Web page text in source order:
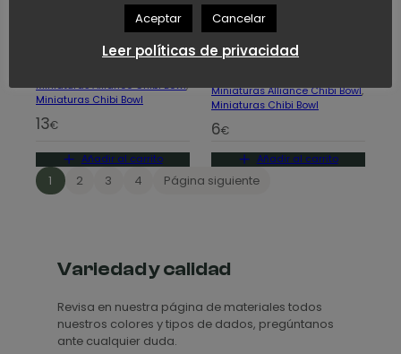
Dice tray – Chibi
Miniaturas Alliance Chibi Bowl,
Miniaturas Chibi Bowl
13€
Añadir al carrito
Entrenador –
Chibi Bowl
Miniaturas Alliance Chibi Bowl,
Miniaturas Chibi Bowl
6€
Añadir al carrito
1 2 3 4 Página siguiente
Variedad y calidad
Revisa en nuestra página de materiales todos
nuestros colores y tipos de dados, pregúntanos
ante cualquier duda.
Aceptar Cancelar
Leer políticas de privacidad